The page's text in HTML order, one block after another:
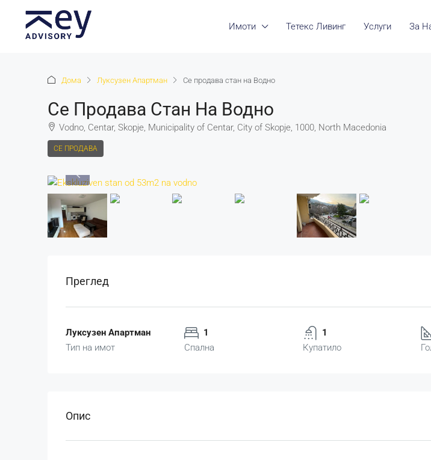
Имоти Тетекс Ливинг Услуги За
Дома Луксузен Апартман Се продава стан на Водно
Се Продава Стан На Водно
Vodno, Centar, Skopje, Municipality of Centar, City of Skopje, 1000, North Macedonia
СЕ ПРОДАВА
Преглед
Луксузен Апартман
Тип на имот
1
Спална
1
Купатило
Опис